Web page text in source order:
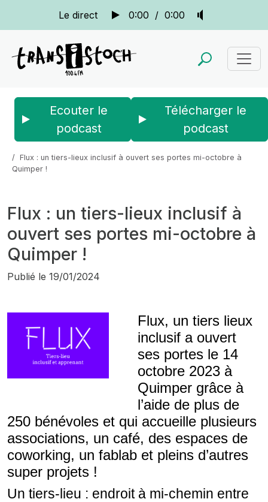
Le direct 0:00 / 0:00
Ecouter le
podcast
Télécharger le
podcast
Flux : un tiers-lieux inclusif à ouvert ses portes mi-octobre à
Quimper !
Flux : un tiers-lieux inclusif à
ouvert ses portes mi-octobre à
Quimper !
Publié le 19/01/2024
Flux, un tiers lieux
inclusif a ouvert
ses portes le 14
octobre 2023 à
Quimper grâce à
l’aide de plus de
250 bénévoles et qui accueille plusieurs
associations, un café, des espaces de
coworking, un fablab et pleins d’autres
super projets !
Un tiers-lieu : endroit à mi-chemin entre